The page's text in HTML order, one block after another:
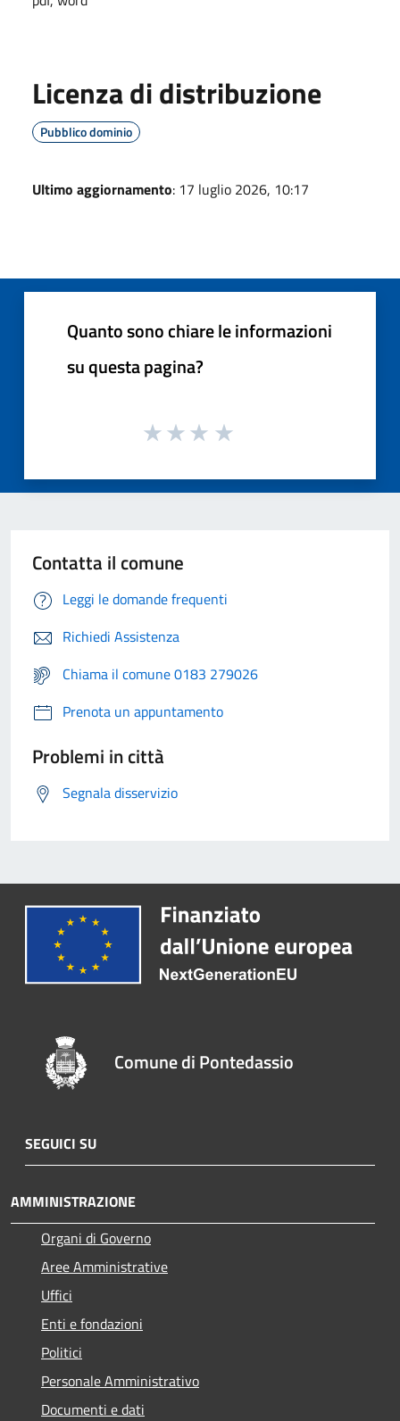
Licenza di distribuzione
Pubblico dominio
Ultimo aggiornamento: 17 luglio 2026, 10:17
Quanto sono chiare le informazioni
su questa pagina?
Contatta il comune
Leggi le domande frequenti
Richiedi Assistenza
Chiama il comune 0183 279026
Prenota un appuntamento
Problemi in città
Segnala disservizio
Comune di Pontedassio
SEGUICI SU
AMMINISTRAZIONE
Organi di Governo
Aree Amministrative
Uffici
Enti e fondazioni
Politici
Personale Amministrativo
Documenti e dati